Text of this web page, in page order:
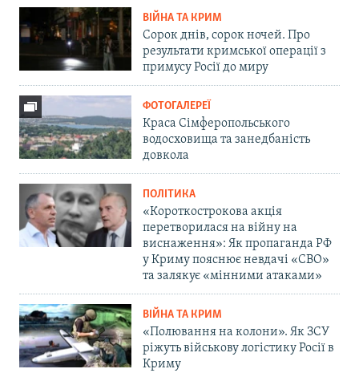
ВІЙНА ТА КРИМ
Сорок днів, сорок ночей. Про
результати кримської операції з
примусу Росії до миру
ФОТОГАЛЕРЕЇ
Краса Сімферопольського
водосховища та занедбаність
довкола
ПОЛІТИКА
«Короткострокова акція
перетворилася на війну на
виснаження»: Як пропаганда РФ
у Криму пояснює невдачі «СВО»
та залякує «мінними атаками»
ВІЙНА ТА КРИМ
«Полювання на колони». Як ЗСУ
ріжуть військову логістику Росії в
Криму